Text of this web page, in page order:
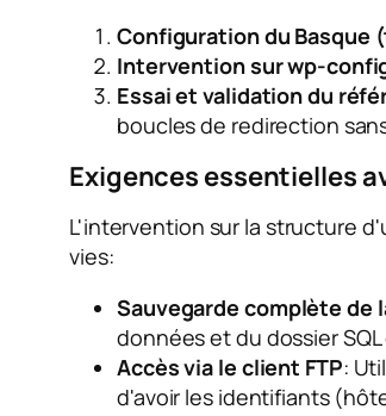
Configuration du Basque
Intervention sur wp-
Essai et validation du
boucles de redirection
Exigences essentielles
L'intervention sur la structure
vies:
Sauvegarde complète de
données et du dossier SQL
Accès via le client FTP:
d'avoir les identifiants